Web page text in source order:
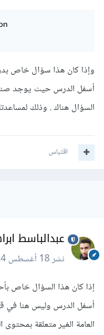
وإذا كان هذا سؤال خاص
أسفل الدرس حيث يوجد
السؤال هناك . وذلك
اقتباس
عبدالباسط
نشر18 أغسطس 2024
إذا كان هذا السؤال خاص
أسفل الدرس وليس هنا في
العامة الغير متعلقة